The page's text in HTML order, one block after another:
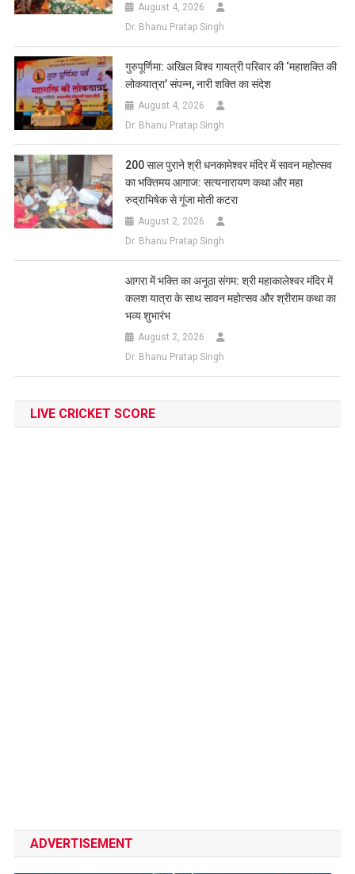
August 4, 2026
Dr. Bhanu Pratap Singh
गुरुपूर्णिमा: अखिल विश्व गायत्री परिवार की ‘महाशक्ति की
लोकयात्रा’ संपन्न, नारी शक्ति का संदेश
August 4, 2026
Dr. Bhanu Pratap Singh
200 साल पुराने श्री धनकामेश्वर मंदिर में सावन महोत्सव
का भक्तिमय आगाज: सत्यनारायण कथा और महा
रुद्राभिषेक से गूंजा मोती कटरा
August 2, 2026
Dr. Bhanu Pratap Singh
आगरा में भक्ति का अनूठा संगम: श्री महाकालेश्वर मंदिर में
कलश यात्रा के साथ सावन महोत्सव और श्रीराम कथा का
भव्य शुभारंभ
August 2, 2026
Dr. Bhanu Pratap Singh
LIVE CRICKET SCORE
ADVERTISEMENT